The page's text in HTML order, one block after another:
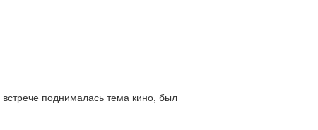
поднималась тема кино, был